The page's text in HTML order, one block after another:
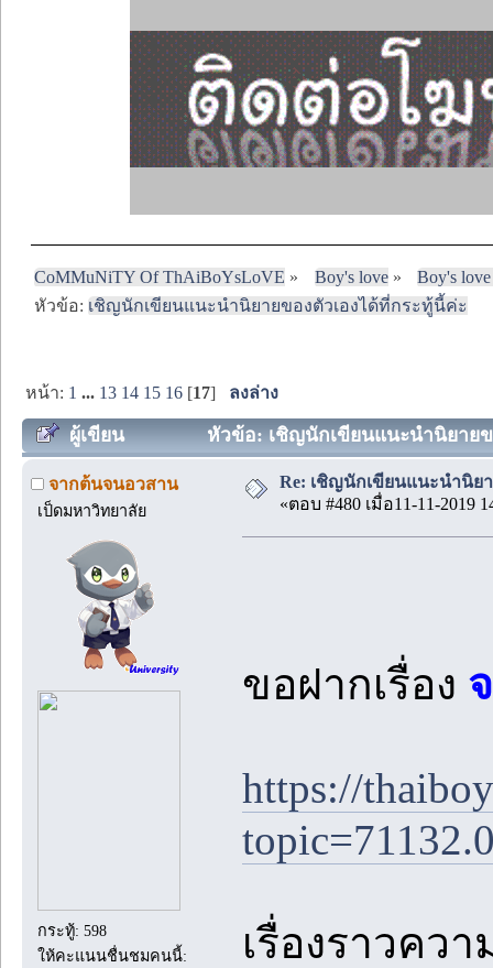
CoMMuNiTY Of ThAiBoYsLoVE » Boy's love»
Boy's
หัวข้อ: เชิญนักเขียนแนะนำนิยายของตัวเองได้ที่กระทู้นี้ค่ะ
หน้า: 1 ... 13 14 15 16 [17] ลงล่าง
ผู้เขียน หัวข้อ: เชิญนักเขียนแนะนำนิยายข
จากต้นจนอวสาน
เป็ดมหาวิทยาลัย
กระทู้: 598
ให้คะแนนชื่นชมคนนี้:
Re: เชิญนักเขียนแนะนำนิย
«ตอบ #480 เมื่อ11-11-2019
ขอฝากเรื่อง
https://
เรื่องราวคว